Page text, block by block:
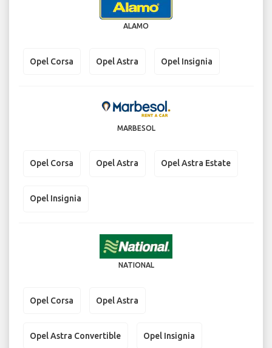
ALAMO
Opel Corsa Opel Astra Opel Insignia
MARBESOL
Opel Corsa Opel Astra Opel Astra Estate
Opel Insignia
NATIONAL
Opel Corsa Opel Astra
Opel Astra Convertible Opel Insignia